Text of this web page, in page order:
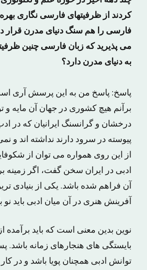
کردند از ظرفیتهای فارسی نگاری بهره
فارسی را هم سنگ دنیای مدرن قرار
می پذیرید که زبان فارسی چنین
به دنیای مدرن دارد؟
پاسخ: پاسخ من به این پرسش آری
برآنم هیچ کشوری در جهان آن مایه و
درخشان و گرانسنگ ایرانیان که در
پیوسته در سرود دارند نداشته اند و
از این روی همواره می توان از
ادبی در ایران سخن گفت، اگر زمینه
آن فراهم شده باشد. یکی از بنیادی
آفرینش هنری در آن میان ادبی باید نو
نوین بدین معنی است که باید برآمده از
بایستگی های هنجارهای زمانه باشد.
توانش ادبی همچنان پویا باشد و در